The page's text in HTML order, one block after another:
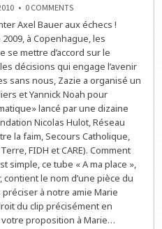
0 COMMENTSON
&
MUSIQUE
:
MARIE
CHESS
SONG
N°6
Axel Bauer aux échecs !
à Copenhague, les
mettre d’accord sur le
décisions qui engage l’avenir
sans nous, Zazie a organisé un
et Yannick Noah pour
lancé par une dizaine
Nicolas Hulot, Réseau
la faim, Secours Catholique,
FIDH et CARE). Comment
simple, ce tube « A ma place »,
le nom d’une pièce du
préciser à notre amie Marie
du clip précisément en
proposition à Marie…